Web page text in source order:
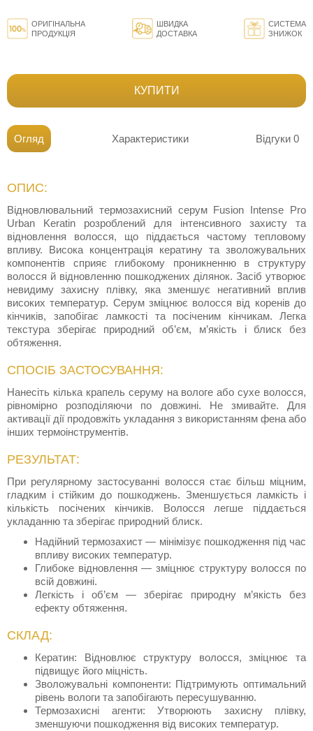
ОРИГІНАЛЬНА
ПРОДУКЦІЯ
ШВИДКА
ДОСТАВКА
СИСТЕМА
ЗНИЖОК
КУПИТИ
Огляд Характеристики Відгуки 0
ОПИС:
Відновлювальний термозахисний серум Fusion Intense Pro
Urban Keratin розроблений для інтенсивного захисту та
відновлення волосся, що піддається частому тепловому
впливу. Висока концентрація кератину та зволожувальних
компонентів сприяє глибокому проникненню в структуру
волосся й відновленню пошкоджених ділянок. Засіб утворює
невидиму захисну плівку, яка зменшує негативний вплив
високих температур. Серум зміцнює волосся від коренів до
кінчиків, запобігає ламкості та посіченим кінчикам. Легка
текстура зберігає природний об’єм, м’якість і блиск без
обтяження.
СПОСІБ ЗАСТОСУВАННЯ:
Нанесіть кілька крапель серуму на вологе або сухе волосся,
рівномірно розподіляючи по довжині. Не змивайте. Для
активації дії продовжіть укладання з використанням фена або
інших термоінструментів.
РЕЗУЛЬТАТ:
При регулярному застосуванні волосся стає більш міцним,
гладким і стійким до пошкоджень. Зменшується ламкість і
кількість посічених кінчиків. Волосся легше піддається
укладанню та зберігає природний блиск.
Надійний термозахист — мінімізує пошкодження під час
впливу високих температур.
Глибоке відновлення — зміцнює структуру волосся по
всій довжині.
Легкість і об’єм — зберігає природну м’якість без
ефекту обтяження.
СКЛАД:
Кератин: Відновлює структуру волосся, зміцнює та
підвищує його міцність.
Зволожувальні компоненти: Підтримують оптимальний
рівень вологи та запобігають пересушуванню.
Термозахисні агенти: Утворюють захисну плівку,
зменшуючи пошкодження від високих температур.